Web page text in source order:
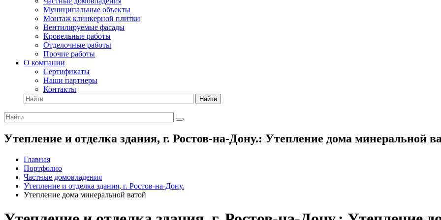
Муниципальные объекты
Монтаж клинкерной плитки
Вентилируемые фасады
Кровельные работы
Отделочные работы
Прочие работы
О компании
Сертификаты
Наши партнеры
Контакты
Найти
Утепление и отделка здания, г. Ростов-на-Дону.: Утепление дома минеральной
Главная
Портфолио
Частные домовладения
Утепление и отделка здания, г. Ростов-на-Дону.
Утепление дома минеральной ватой